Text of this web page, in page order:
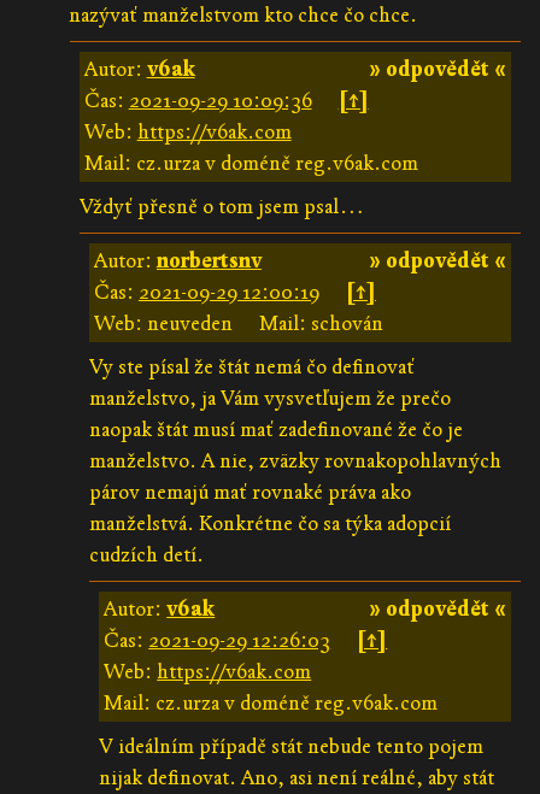
nazývať manželstvom kto chce čo chce.
» odpovědět «
Autor: v6ak
Čas: 2021-09-29 10:09:36
[↑]
Web: https://v6ak.com
Mail: cz.urza v doméně reg.v6ak.com
Vždyť přesně o tom jsem psal…
» odpovědět «
Autor:norbertsnv
Čas: 2021-09-29 12:00:19
[↑]
Web: neuveden
Mail: schován
Vy ste písal že štát nemá čo definovať
manželstvo, ja Vám vysvetľujem že prečo
naopak štát musí mať zadefinované že čo je
manželstvo. A nie, zväzky rovnakopohlavných
párov nemajú mať rovnaké práva ako
manželstvá. Konkrétne čo sa týka adopcií
cudzích detí.
» odpovědět «
Autor:v6ak
Čas: 2021-09-29 12:26:03
[↑]
Web:https://v6ak.com
Mail: cz.urza v doméně reg.v6ak.com
V ideálním případě stát nebude tento pojem
nijak definovat. Ano, asi není reálné, aby stát